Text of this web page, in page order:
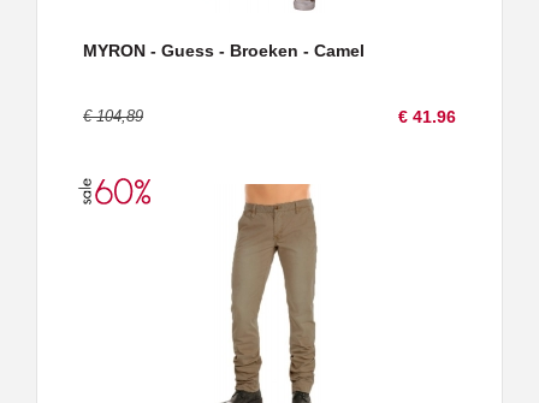
MYRON - Guess - Broeken - Camel
€ 104,89 € 41.96